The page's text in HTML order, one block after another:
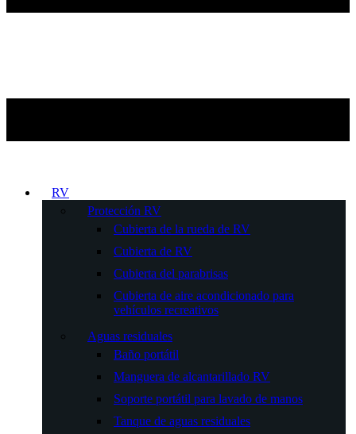
RV
Protección RV
Cubierta de la rueda de RV
Cubierta de RV
Cubierta del parabrisas
Cubierta de aire acondicionado para
vehículos recreativos
Aguas residuales
Baño portátil
Manguera de alcantarillado RV
Soporte portátil para lavado de manos
Tanque de aguas residuales